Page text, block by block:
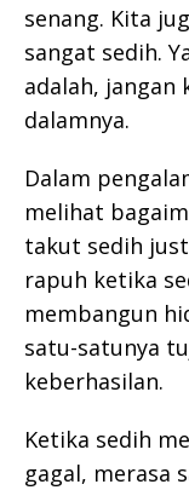
senang. Kita
sangat sedih.
adalah, jangan
dalamnya.
Dalam
melihat
takut sedih
rapuh ketika
membangun
satu-satunya
keberhasilan.
Ketika sedih
gagal, merasa